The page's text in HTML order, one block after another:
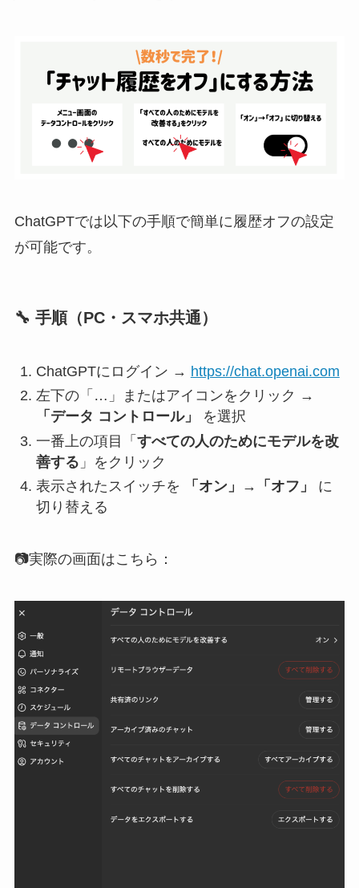
ChatGPTでは以下の手順で簡単に履歴オフの設定
が可能です。
🔧 手順（PC・スマホ共通）
ChatGPTにログイン → https://chat.openai.com
左下の「…」またはアイコンをクリック →
「データ コントロール」
を選択
一番上の項目「 すべての人のためにモデルを改
善する 」をクリック
表示されたスイッチを
「オン」→「オフ」
に
切り替える
📷実際の画面はこちら：